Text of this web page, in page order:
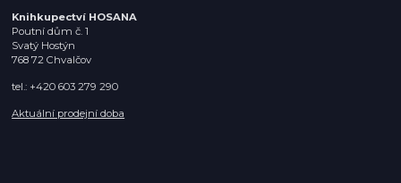
Knihkupectví HOSANA
Poutní dům č. 1
Svatý Hostýn
768 72 Chvalčov
tel.: +420 603 279 290
Aktuální prodejní doba